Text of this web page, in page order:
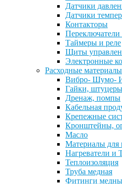
Датчики
Датчики
Контакторы
Таймеры и реле
Щиты
Электронные
Расходные материалы
Вибро- Шумо-
Гайки, штуцеры
Дренаж, помпы
Кабельная
Крепежные
Кронштейны,
Масло
Материалы для
Нагреватели
Теплоизоляция
Труба медная
Фитинги